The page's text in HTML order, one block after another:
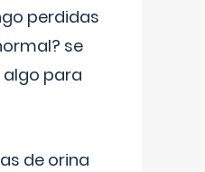
perdidas
se
para
de orina